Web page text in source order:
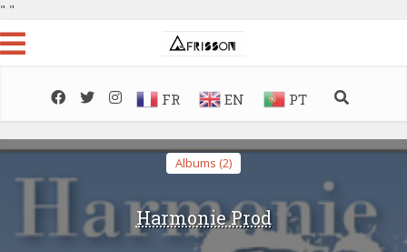
" "
FR EN PT
Albums (2)
Harmonie Prod